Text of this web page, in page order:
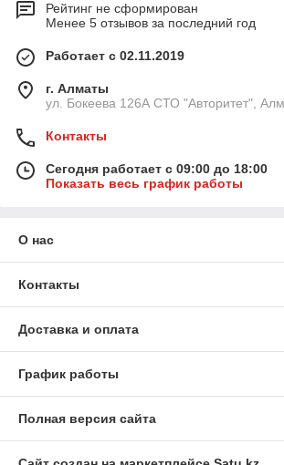
Рейтинг не сформирован
Менее 5 отзывов за последний год
Работает с 02.11.2019
г. Алматы
ул. Бокеева 126А СТО "Авторитет",
Контакты
Сегодня работает с 09:00 до 18:00
Показать весь график работы
О нас
Контакты
Доставка и оплата
График работы
Полная версия сайта